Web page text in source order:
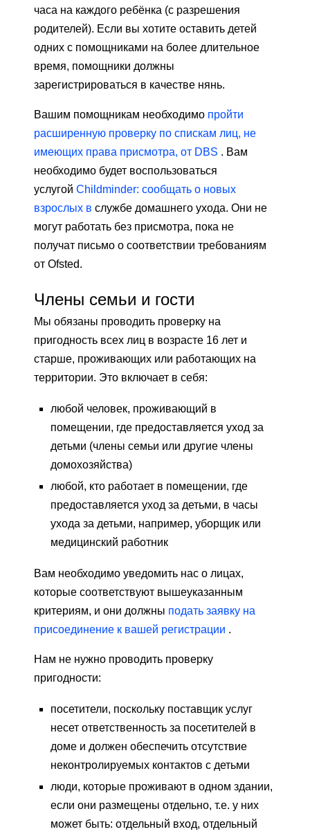
часа на каждого ребёнка (с разрешения
родителей). Если вы хотите оставить детей
одних с помощниками на более длительное
время, помощники должны
зарегистрироваться в качестве нянь.
Вашим помощникам необходимо пройти
расширенную проверку по спискам лиц, не
имеющих права присмотра, от DBS . Вам
необходимо будет воспользоваться
услугой Childminder: сообщать о новых
взрослых в службе домашнего ухода. Они не
могут работать без присмотра, пока не
получат письмо о соответствии требованиям
от Ofsted.
Члены семьи и гости
Мы обязаны проводить проверку на
пригодность всех лиц в возрасте 16 лет и
старше, проживающих или работающих на
территории. Это включает в себя:
любой человек, проживающий в
помещении, где предоставляется уход за
детьми (члены семьи или другие члены
домохозяйства)
любой, кто работает в помещении, где
предоставляется уход за детьми, в часы
ухода за детьми, например, уборщик или
медицинский работник
Вам необходимо уведомить нас о лицах,
которые соответствуют вышеуказанным
критериям, и они должны подать заявку на
присоединение к вашей регистрации .
Нам не нужно проводить проверку
пригодности:
посетители, поскольку поставщик услуг
несет ответственность за посетителей в
доме и должен обеспечить отсутствие
неконтролируемых контактов с детьми
люди, которые проживают в одном здании,
если они размещены отдельно, т.е. у них
может быть: отдельный вход, отдельный